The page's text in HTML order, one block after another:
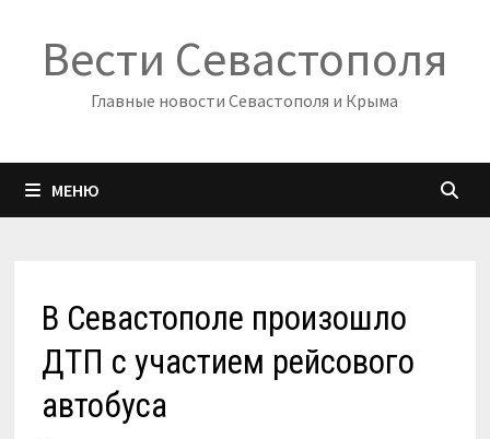
содержимому
Вести Севастополя
Главные новости Севастополя и Крыма
МЕНЮ
В Севастополе произошло
ДТП с участием рейсового
автобуса